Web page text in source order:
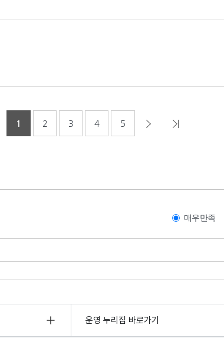
1 2 3 4 5
매우만족
운영 누리집 바로가기